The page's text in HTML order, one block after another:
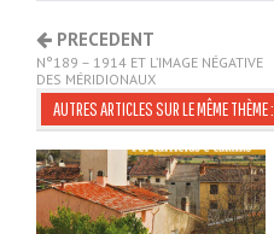
PRECEDENT
N°189 – 1914 ET L’IMAGE NÉGATIVE
DES MÉRIDIONAUX
AUTRES ARTICLES SUR LE MÊME THÈME :